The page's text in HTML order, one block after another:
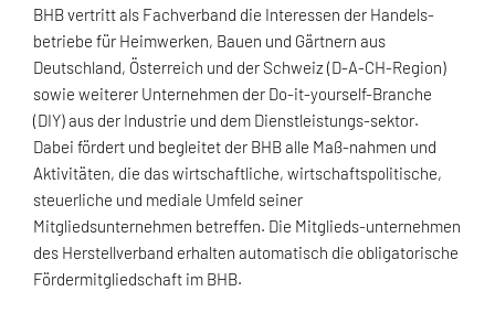
BHB vertritt als Fachverband die Interessen der Handels-
betriebe für Heimwerken, Bauen und Gärtnern aus
Deutschland, Österreich und der Schweiz (D-A-CH-Region)
sowie weiterer Unternehmen der Do-it-yourself-Branche
(DIY) aus der Industrie und dem Dienstleistungs-sektor.
Dabei fördert und begleitet der BHB alle Maß-nahmen und
Aktivitäten, die das wirtschaftliche, wirtschaftspolitische,
steuerliche und mediale Umfeld seiner
Mitgliedsunternehmen betreffen. Die Mitglieds-unternehmen
des Herstellverband erhalten automatisch die obligatorische
Fördermitgliedschaft im BHB.